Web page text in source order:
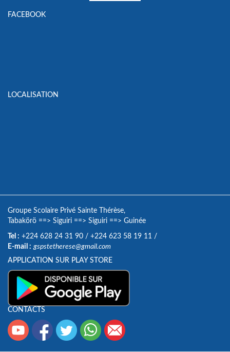
FACEBOOK
LOCALISATION
Groupe Scolaire Privé Sainte Thérèse,
Tabakörö ==> Siguiri ==> Siguiri ==> Guinée
Tel : +224 628 24 31 90 / +224 623 58 19 11 /
E-mail : gspstetherese@gmail.com
APPLICATION SUR PLAY STORE
CONTACTS